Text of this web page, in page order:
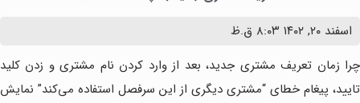
اسفند ۲۰, ۱۴۰۲
۸:۰۳ ق.ظ
چرا زمان تعریف مشتری جدید، بعد از وارد کردن نام مشتری و زدن کلید
تایید، پیغام خطای “مشتری دیگری از این سرفصل استفاده می‌کند” نمایش